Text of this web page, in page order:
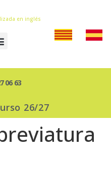
en inglés
06 63
26/27